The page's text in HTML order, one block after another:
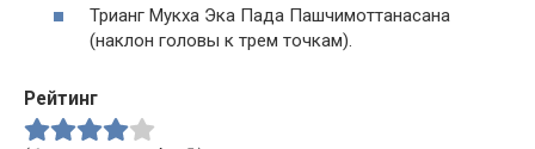
Трианг Мукха Эка Пада Пашчимоттанасана
(наклон головы к трем точкам).
Рейтинг